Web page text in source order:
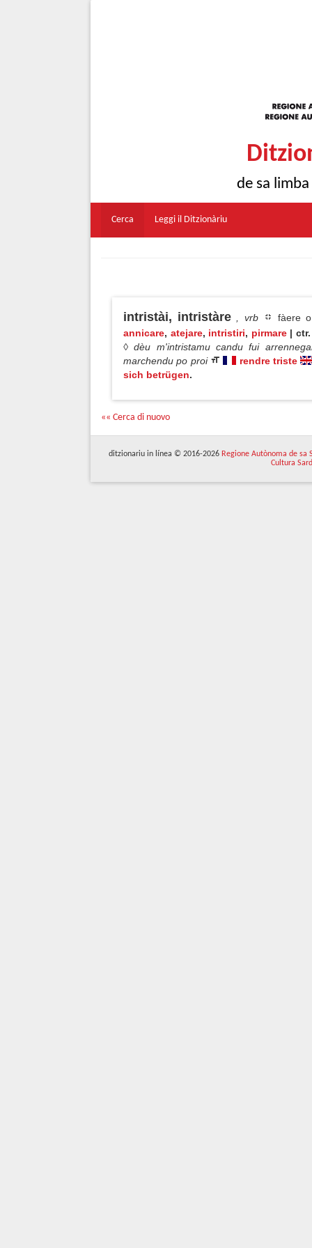
de sa
Cerca Leggi il Ditzionàriu
intristài, intristàre , vrb
fàere
annicare, atejare, intristiri, pirmare | ctr.
◊ dèu m'intristamu candu fui
marchendu po proi
rendre triste
sich betrügen.
«« Cerca di nuovo
ditzionariu in línea © 2016-2026 Regione Autònoma de sa
Cultura